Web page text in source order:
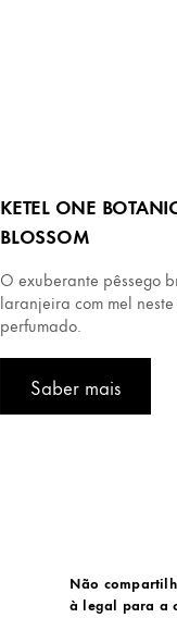
KETEL ONE
BLOSSOM
O exuberante pêssego
laranjeira com mel
perfumado.
Saber mais
Não
à legal para a